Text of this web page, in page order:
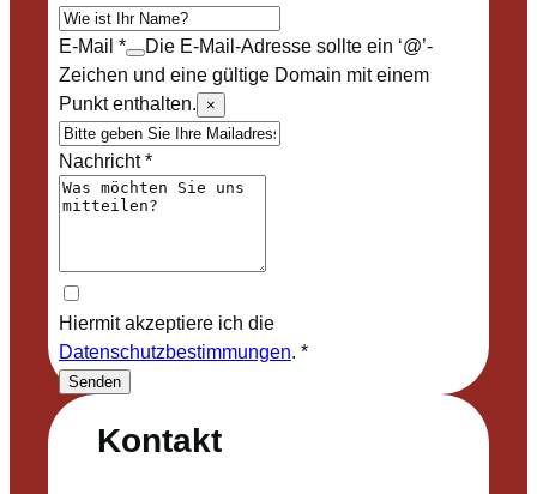
Kontakt
E-Mail *
Die E-Mail-Adresse sollte ein ‘@’-
Zeichen und eine gültige Domain mit einem
Punkt enthalten.
×
Nachricht*
Hiermit akzeptiere ich die
Datenschutzbestimmungen *
Senden